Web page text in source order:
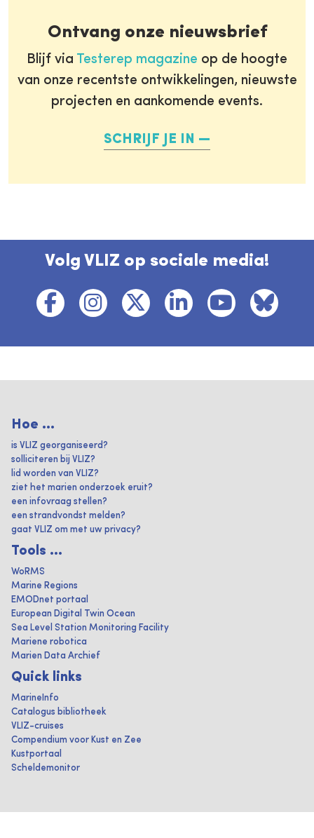
Ontvang onze nieuwsbrief
Blijf via Testerep magazine op de hoogte
van onze recentste ontwikkelingen, nieuwste
projecten en aankomende events.
SCHRIJF JE IN
Volg VLIZ op sociale media!
Hoe ...
is VLIZ georganiseerd?
solliciteren bij VLIZ?
lid worden van VLIZ?
ziet het marien onderzoek eruit?
een infovraag stellen?
een strandvondst melden?
gaat VLIZ om met uw privacy?
Tools ...
WoRMS
Marine Regions
EMODnet portaal
European Digital Twin Ocean
Sea Level Station Monitoring Facility
Mariene robotica
Marien Data Archief
Quick links
MarineInfo
Catalogus bibliotheek
VLIZ-cruises
Compendium voor Kust en Zee
Kustportaal
Scheldemonitor